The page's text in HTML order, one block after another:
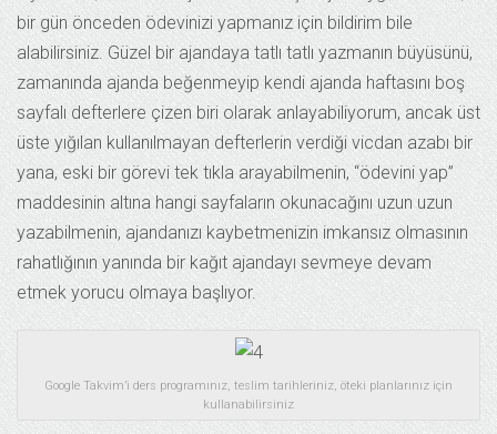
bir gün önceden ödevinizi yapmanız için bildirim bile
alabilirsiniz. Güzel bir ajandaya tatlı tatlı yazmanın büyüsünü,
zamanında ajanda beğenmeyip kendi ajanda haftasını boş
sayfalı defterlere çizen biri olarak anlayabiliyorum, ancak üst
üste yığılan kullanılmayan defterlerin verdiği vicdan azabı bir
yana, eski bir görevi tek tıkla arayabilmenin, “ödevini yap”
maddesinin altına hangi sayfaların okunacağını uzun uzun
yazabilmenin, ajandanızı kaybetmenizin imkansız olmasının
rahatlığının yanında bir kağıt ajandayı sevmeye devam
etmek yorucu olmaya başlıyor.
Google Takvim’i ders programınız, teslim tarihleriniz, öteki planlarınız için
kullanabilirsiniz